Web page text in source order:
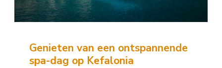
Genieten van een ontspannende
spa-dag op Kefalonia